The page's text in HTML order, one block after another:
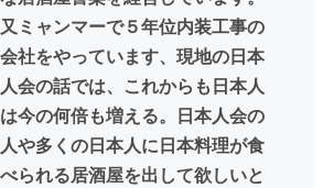
CAMPFIRE for Social Good
CAMPFIREふるさと納税machi-ya
又ミャンマーで５年位内装工事の
会社をやっています、現地の日本
人会の話では、これからも日本人
は今の何倍も増える。日本人会の
人や多くの日本人に日本料理が食
べられる居酒屋を出して欲しいと